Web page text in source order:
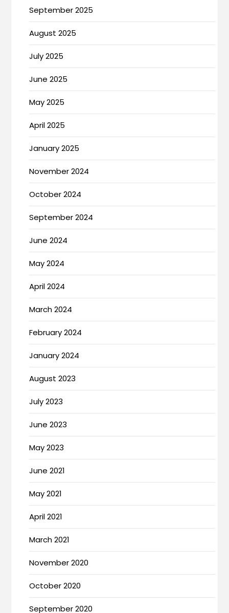
September 2025
August 2025
July 2025
June 2025
May 2025
April 2025
January 2025
November 2024
October 2024
September 2024
June 2024
May 2024
April 2024
March 2024
February 2024
January 2024
August 2023
July 2023
June 2023
May 2023
June 2021
May 2021
April 2021
March 2021
November 2020
October 2020
September 2020